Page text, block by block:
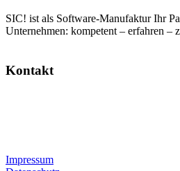
SIC! ist als Software-Manufaktur Ihr
Unternehmen: kompetent – erfahren –
Kontakt
Impressum